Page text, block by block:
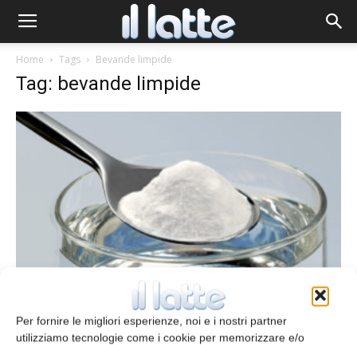
Per fornire le migliori esperienze, noi e i nostri partner
utilizziamo tecnologie come i cookie per memorizzare e/o
Home Tags Bevande limpide
Tag: bevande limpide
Preparazioni di proteine del siero per
bevande limpide
redazione 31 Dicembre 2014